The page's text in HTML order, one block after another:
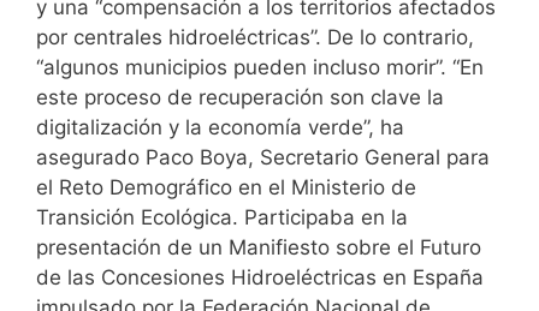
y una “compensación a los territorios afectados
por centrales hidroeléctricas”. De lo contrario,
“algunos municipios pueden incluso morir”. “En
este proceso de recuperación son clave la
digitalización y la economía verde”, ha
asegurado Paco Boya, Secretario General para
el Reto Demográfico en el Ministerio de
Transición Ecológica. Participaba en la
presentación de un Manifiesto sobre el Futuro
de las Concesiones Hidroeléctricas en España